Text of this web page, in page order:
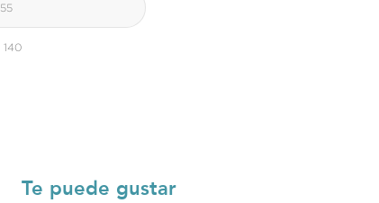
55
140
Te puede gustar